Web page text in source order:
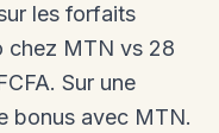
les forfaits
chez MTN vs 28
Sur une
bonus avec MTN.